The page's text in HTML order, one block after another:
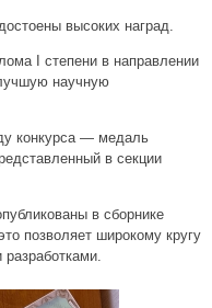
высоких наград.
I степени в направлении
научную
конкурса — медаль
в секции
в сборнике
позволяет широкому кругу